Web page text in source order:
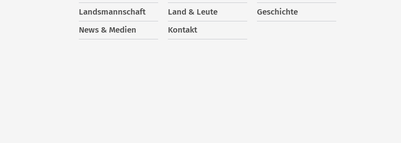
Landsmannschaft Land & Leute
Geschichte
News & Medien
Kontakt